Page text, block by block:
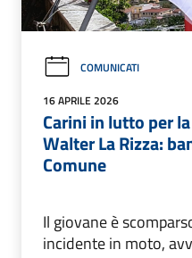
COMUNICATI
16 APRILE 2026
Carini in lutto per
Walter La Rizza:
Comune
Il giovane è
incidente in moto,